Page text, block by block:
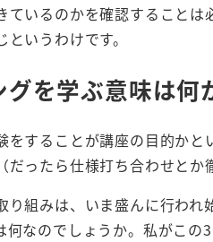
ているのかを確認すること
いうわけです。
を学ぶ意味は何
をすることが講座の目的か
ったら仕様打ち合わせとか
り組みは、いま盛んに行わ
なのでしょうか。私がこ